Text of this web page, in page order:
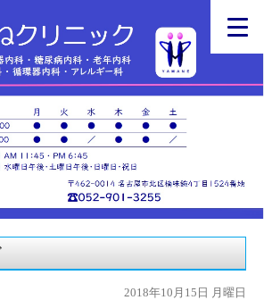
2018年10月15日 月曜日